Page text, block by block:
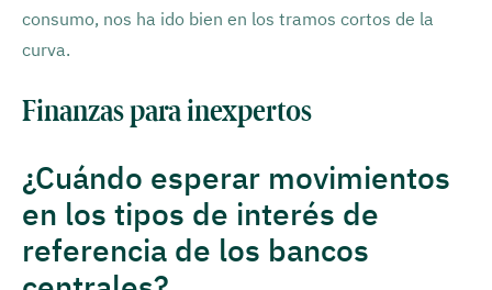
consumo, nos ha ido bien en los tramos cortos de la
curva.
Finanzas para inexpertos
¿Cuándo esperar movimientos
en los tipos de interés de
referencia de los bancos